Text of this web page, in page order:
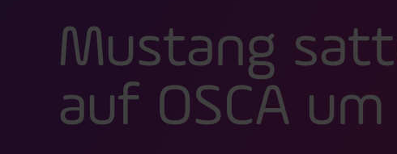
Mustang
auf OSCA um